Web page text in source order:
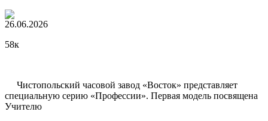
26.06.2026
58к
Чистопольский часовой завод «Восток» представляет
специальную серию «Профессии». Первая модель посвящена
Учителю